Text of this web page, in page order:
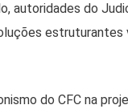
autoridades do
do CFC na